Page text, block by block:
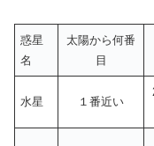
惑星
名
太陽から何番
目
水星 １番近い